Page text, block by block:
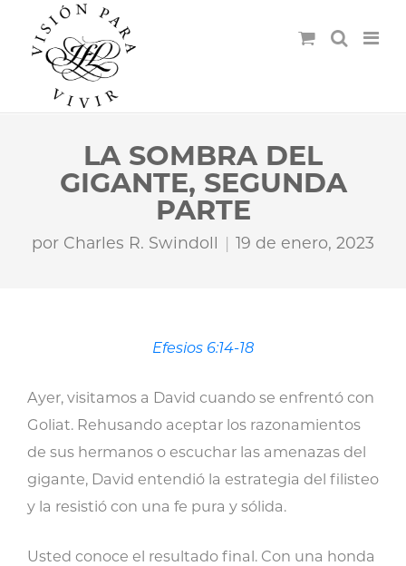
LA SOMBRA DEL
GIGANTE, SEGUNDA
PARTE
por Charles R. Swindoll 19 de enero, 2023
Efesios 6:14-18
Ayer, visitamos a David cuando se enfrentó con
Goliat. Rehusando aceptar los razonamientos
de sus hermanos o escuchar las amenazas del
gigante, David entendió la estrategia del filisteo
y la resistió con una fe pura y sólida.
Usted conoce el resultado final. Con una honda